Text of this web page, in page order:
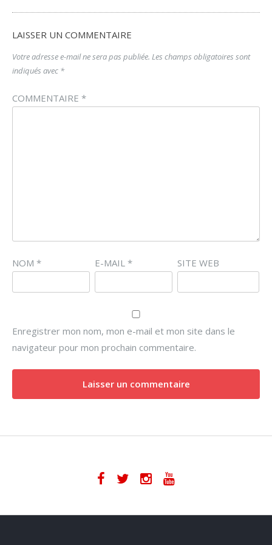
LAISSER UN COMMENTAIRE
Votre adresse e-mail ne sera pas publiée. Les champs obligatoires sont
indiqués avec *
COMMENTAIRE *
NOM * E-MAIL * SITE WEB
Enregistrer mon nom, mon e-mail et mon site dans le
navigateur pour mon prochain commentaire.